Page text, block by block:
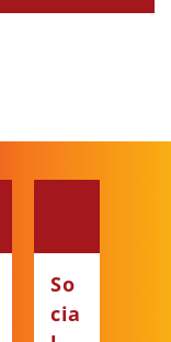
So
cia